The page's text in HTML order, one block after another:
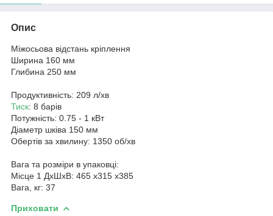
Опис
Міжосьова відстань кріплення
Ширина 160 мм
Глибина 250 мм
Продуктивність: 209 л/хв
Тиск: 8 барів
Потужність: 0.75 - 1 кВт
Діаметр шківа 150 мм
Обертів за хвилину: 1350 об/хв
Вага та розміри в упаковці:
Місце 1 ДхШхВ: 465 x315 x385
Вага, кг: 37
Приховати